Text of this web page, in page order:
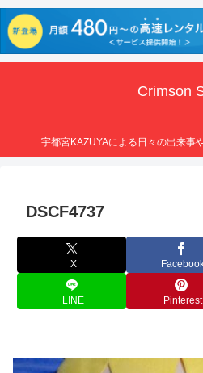
Crimson
宇都宮KAZUYAによる日々の出来事
DSCF4737
X
LINE Pinterest